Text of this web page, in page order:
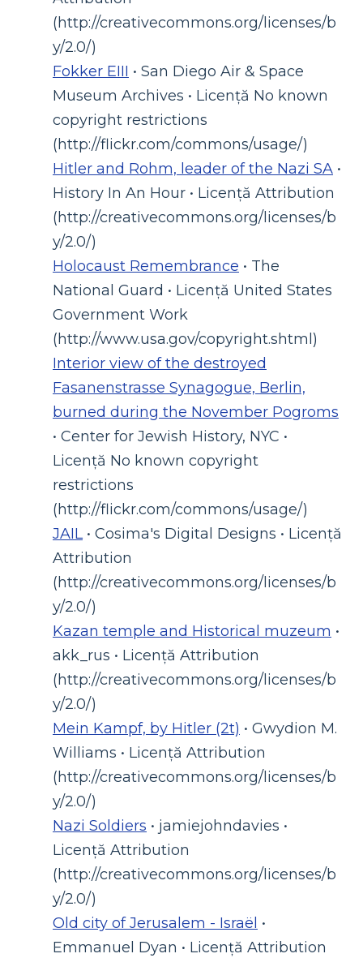
(http://creativecommons.org/licenses/b
y/2.0/)
Fokker EIII • San Diego Air & Space
Museum Archives • Licență No known
copyright restrictions
(http://flickr.com/commons/usage/)
Hitler and Rohm, leader of the Nazi SA •
History In An Hour • Licență Attribution
(http://creativecommons.org/licenses/b
y/2.0/)
Holocaust Remembrance • The
National Guard • Licență United States
Government Work
(http://www.usa.gov/copyright.shtml)
Interior view of the destroyed
Fasanenstrasse Synagogue, Berlin,
burned during the November Pogroms
• Center for Jewish History, NYC •
Licență No known copyright
restrictions
(http://flickr.com/commons/usage/)
JAIL• Cosima's Digital Designs • Licență
Attribution
(http://creativecommons.org/licenses/b
y/2.0/)
Kazan temple and Historical muzeum •
akk_rus • Licență Attribution
(http://creativecommons.org/licenses/b
y/2.0/)
Mein Kampf, by Hitler (2t) • Gwydion M.
Williams • Licență Attribution
(http://creativecommons.org/licenses/b
y/2.0/)
Nazi Soldiers • jamiejohndavies •
Licență Attribution
(http://creativecommons.org/licenses/b
y/2.0/)
Old city of Jerusalem - Israël •
Emmanuel Dyan • Licență Attribution